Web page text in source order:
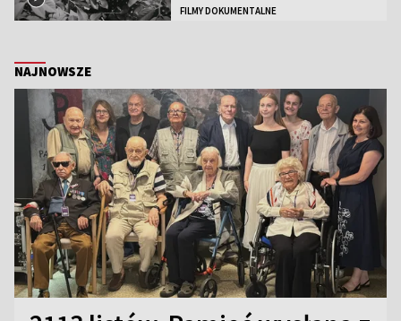
FILMY DOKUMENTALNE
NAJNOWSZE